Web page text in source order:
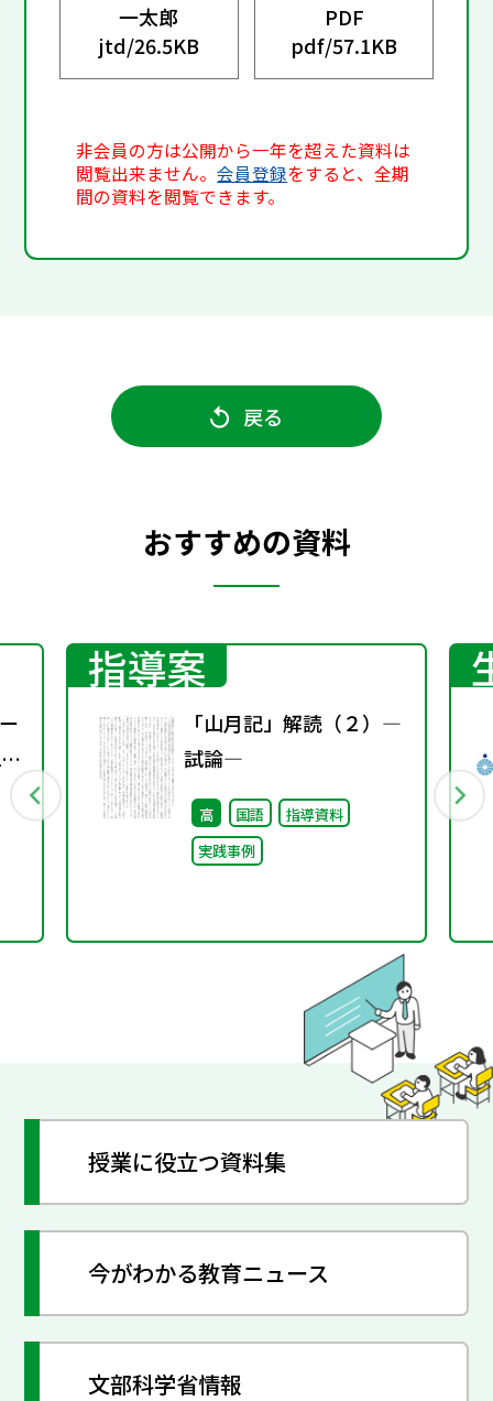
一太郎
jtd/26.5KB
PDF
pdf/57.1KB
非会員の方は公開から一年を超えた資料は
閲覧出来ません。会員登録をすると、全期
間の資料を閲覧できます。
戻る
おすすめの資料
指導案
「山月記」解読（２）―
試論―
高 国語
指導資料
実践事例
授業に役立つ資料集
今がわかる教育ニュース
文部科学省情報